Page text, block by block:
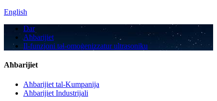
English
Dar
Aħbarijiet
Il-funzjoni tal-omoġenizzatur ultrasoniku
Aħbarijiet
Aħbarijiet tal-Kumpanija
Aħbarijiet Industrijali